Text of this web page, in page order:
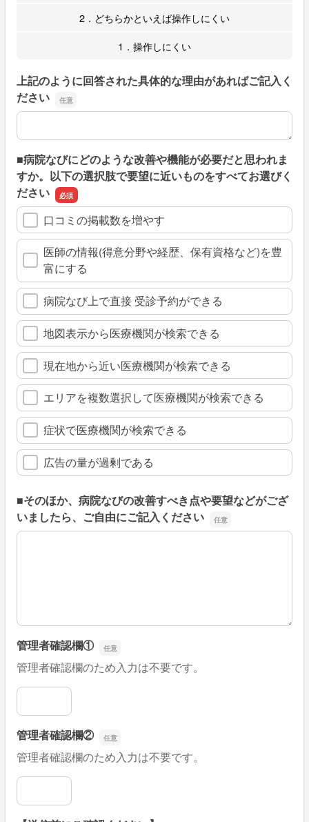
2．どちらかといえば操作しにくい
1．操作しにくい
上記のように回答された具体的な理由があればご記入く
ださい
上記のように回答された具体的な理由があればご記入くだ
■病院なびにどのような改善や機能が必要だと思われま
すか。以下の選択肢で要望に近いものをすべてお選びく
ださい
口コミの掲載数を増やす
医師の情報(得意分野や経歴、保有資格など)を豊
富にする
病院なび上で直接 受診予約ができる
地図表示から医療機関が検索できる
現在地から近い医療機関が検索できる
エリアを複数選択して医療機関が検索できる
症状で医療機関が検索できる
広告の量が過剰である
■そのほか、病院なびの改善すべき点や要望などがござ
いましたら、ご自由にご記入ください
■そのほか、病院なびの改善すべき点や要望などがござい
管理者確認欄①
管理者確認欄のため入力は不要です。
管理者確認欄①
管理者確認欄②
管理者確認欄のため入力は不要です。
管理者確認欄②